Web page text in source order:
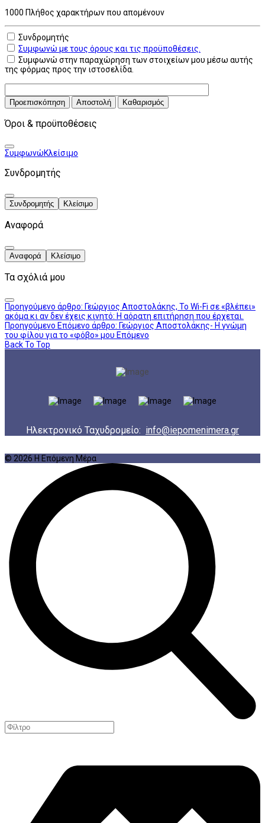
1000 Πλήθος χαρακτήρων που απομένουν
Συνδρομητής
Συμφωνώ με τους όρους και τις προϋποθέσεις.
Συμφωνώ στην παραχώρηση των στοιχείων μου μέσω αυτής
της φόρμας προς την ιστοσελίδα.
Προεπισκόπηση Αποστολή Καθαρισμός
Όροι & προϋποθέσεις
ΣυμφωνώΚλείσιμο
Συνδρομητής
Συνδρομητής Κλείσιμο
Αναφορά
Αναφορά Κλείσιμο
Τα σχόλιά μου
Προηγούμενο άρθρο: Γεώργιος Αποστολάκης, Το Wi-Fi σε «βλέπει»
ακόμα κι αν δεν έχεις κινητό: Η αόρατη επιτήρηση που έρχεται.
Προηγούμενο Επόμενο άρθρο: Γεώργιος Αποστολάκης- Η γνώμη
του φίλου για το «φόβο» μου Επόμενο
Back To Top
Ηλεκτρονικό Ταχυδρομείο: info@iepomenimera.gr
© 2026 Η Επόμενη Μέρα